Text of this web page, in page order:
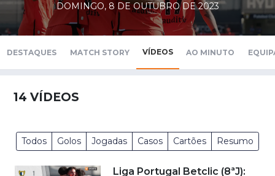
DOMINGO, 8 DE OUTUBRO DE 2023
DESTAQUES MATCH STORY VÍDEOS AO MINUTO
14 VÍDEOS
Todos Golos Jogadas Casos Cartões Resumo
Liga Portugal Betclic (8ªJ):